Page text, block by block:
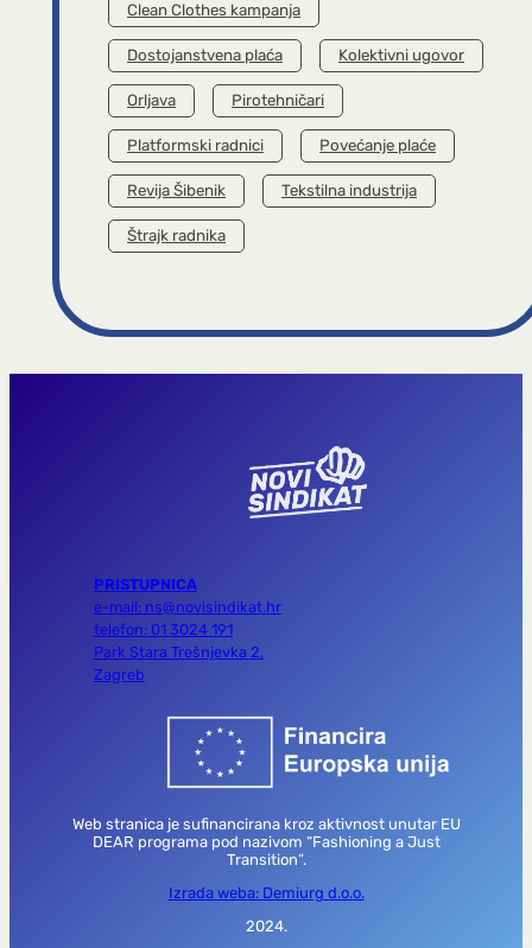
Clean Clothes kampanja
Dostojanstvena plaća Kolektivni ugovor
Orljava Pirotehničari
Platformski radnici Povećanje plaće
Revija Šibenik Tekstilna industrija
Štrajk radnika
PRISTUPNICA
e-mail: ns@novisindikat.hr
telefon: 01 3024 191
Park Stara Trešnjevka 2,
Zagreb
Web stranica je sufinancirana kroz aktivnost unutar EU
DEAR programa pod nazivom “Fashioning a Just
Transition”.
Izrada weba: Demiurg d.o.o.
2024.